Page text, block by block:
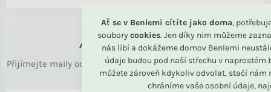
Ať se v Benlemi cítíte jako doma,
soubory cookies. Jen díky nim můžeme
nás líbí a dokážeme domov Benlemi
údaje budou pod naší střechu v naprostém
můžete zároveň kdykoliv odvolat, stačí nám
chráníme vaše osobní údaje,
Až k vám domů
Přijímejte maily od rodiny BENLEMI. Zasíláme jen užitečné info
o bydlení i slevách.